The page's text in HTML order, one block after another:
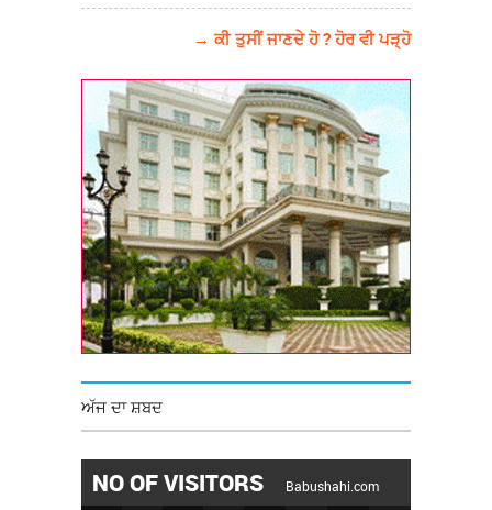
→ ਕੀ ਤੁਸੀਂ ਜਾਣਦੇ ਹੋ ? ਹੋਰ ਵੀ ਪੜ੍ਹੋ
ਅੱਜ ਦਾ ਸ਼ਬਦ
NO OF VISITORS Babushahi.com